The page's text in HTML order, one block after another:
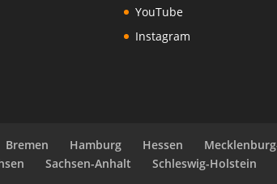
YouTube
Instagram
Bremen Hamburg Hessen
Sachsen-Anhalt Schleswig-Holstein